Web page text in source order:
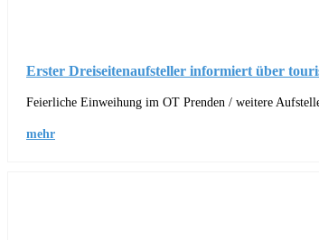
Erster Dreiseitenaufsteller informiert über
Feierliche Einweihung im OT Prenden / weitere
mehr